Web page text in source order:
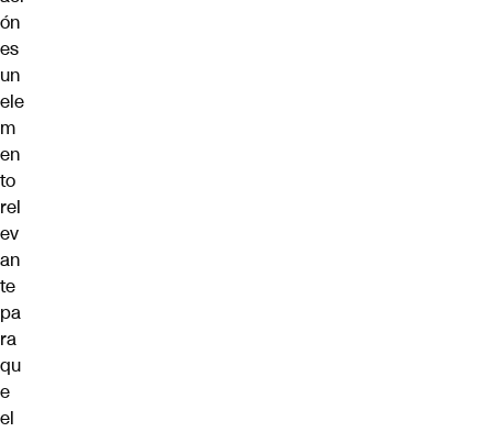
ón
es
un
ele
m
en
to
rel
ev
an
te
pa
ra
qu
e
el